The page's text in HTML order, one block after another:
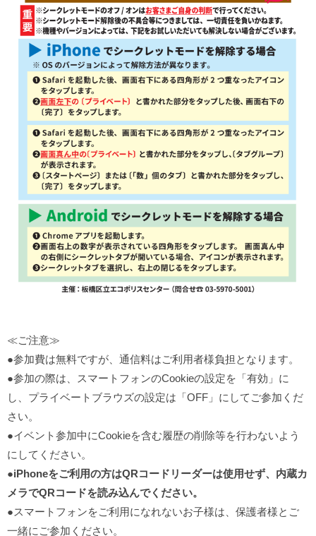
≪ご注意≫
●参加費は無料ですが、通信料はご利用者様負担となります。
●参加の際は、スマートフォンのCookieの設定を「有効」に
し、プライベートブラウズの設定は「OFF」にしてご参加くだ
さい。
●イベント参加中にCookieを含む履歴の削除等を行わないよう
にしてください。
●iPhoneをご利用の方はQRコードリーダーは使用せず、内蔵カ
メラでQRコードを読み込んでください。
●スマートフォンをご利用になれないお子様は、保護者様とご
一緒にご参加ください。